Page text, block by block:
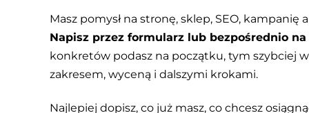
Masz pomysł na stronę, sklep, SEO, kampanię
Napisz przez formularz lub bezpośrednio
konkretów podasz na początku, tym szybciej
zakresem, wyceną i dalszymi krokami.
Najlepiej dopisz, co już masz, co chcesz